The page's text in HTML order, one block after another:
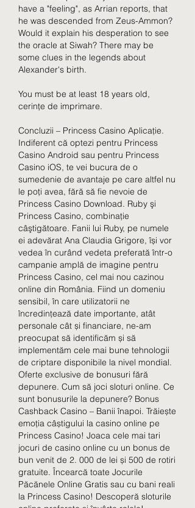
have a "feeling", as Arrian reports, that
he was descended from Zeus-Ammon?
Would it explain his desperation to see
the oracle at Siwah? There may be
some clues in the legends about
Alexander's birth.
You must be at least 18 years old,
cerințe de imprimare.
Concluzii – Princess Casino Aplicație.
Indiferent că optezi pentru Princess
Casino Android sau pentru Princess
Casino iOS, te vei bucura de o
sumedenie de avantaje pe care altfel nu
le poți avea, fără să fie nevoie de
Princess Casino Download. Ruby şi
Princess Casino, combinaţie
câştigătoare. Fanii lui Ruby, pe numele
ei adevărat Ana Claudia Grigore, își vor
vedea în curând vedeta preferată într-o
campanie amplă de imagine pentru
Princess Casino, cel mai nou cazinou
online din România. Fiind un domeniu
sensibil, în care utilizatorii ne
încredințează date importante, atât
personale cât și financiare, ne-am
preocupat să identificăm și să
implementăm cele mai bune tehnologii
de criptare disponibile la nivel mondial.
Oferte exclusive de bonusuri fără
depunere. Cum să joci sloturi online. Ce
sunt bonusurile la depunere? Bonus
Cashback Casino – Banii înapoi. Trăiește
emoția câștigului la casino online pe
Princess Casino! Joaca cele mai tari
jocuri de casino online cu un bonus de
bun venit de 2. 000 de lei și 500 de rotiri
gratuite. Încearcă toate Jocurile
Păcănele Online Gratis sau cu bani reali
la Princess Casino! Descoperă sloturile